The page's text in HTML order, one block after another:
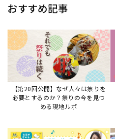
おすすめ記事
【第20回公開】なぜ人々は祭りを
必要とするのか？祭りの今を見つ
める現地ルポ